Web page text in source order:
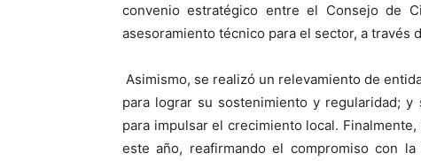
convenio estratégico entre el Consejo de
asesoramiento técnico para el sector, a través
Asimismo, se realizó un relevamiento de
para lograr su sostenimiento y regularidad;
para impulsar el crecimiento local.
este año, reafirmando el compromiso con